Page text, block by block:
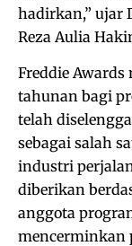
hadirkan,” ujar
Reza Aulia
Freddie
tahunan bagi
telah
sebagai salah
industri
diberikan
anggota
mencerminkan